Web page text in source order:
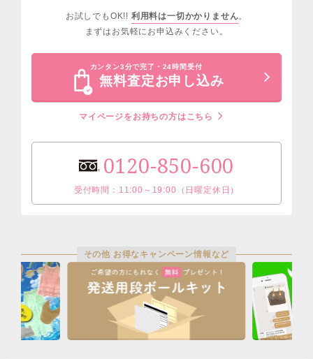
お試しでもOK!! 利用料は一切かかりません。
まずはお気軽にお申込みください。
カンタン3分で完了・24時間受付
無料査定お申し込み
マイページをお持ちの方はこちら
0120-850-600
受付時間：11:00～19:00（日曜定休日）
その他 お得なキャンペーン情報など